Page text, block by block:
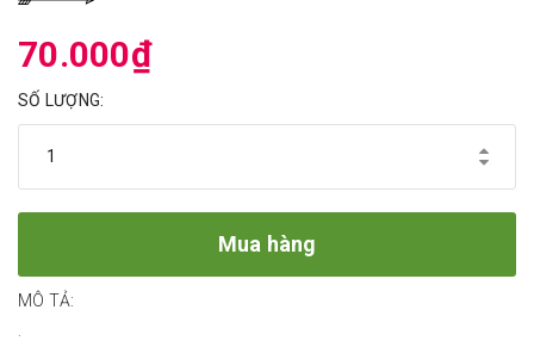
70.000₫
SỐ LƯỢNG:
Mua hàng
MÔ TẢ: